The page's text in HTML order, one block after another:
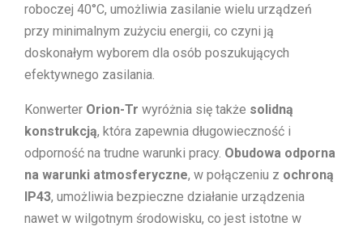
roboczej 40°C, umożliwia zasilanie wielu urządzeń
przy minimalnym zużyciu energii, co czyni ją
doskonałym wyborem dla osób poszukujących
efektywnego zasilania.
Konwerter Orion-Tr wyróżnia się także solidną
konstrukcją, która zapewnia długowieczność i
odporność na trudne warunki pracy. Obudowa odporna
na warunki atmosferyczne, w połączeniu z ochroną
IP43, umożliwia bezpieczne działanie urządzenia
nawet w wilgotnym środowisku, co jest istotne w